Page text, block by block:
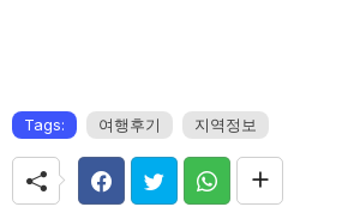
Tags: 여행후기 지역정보